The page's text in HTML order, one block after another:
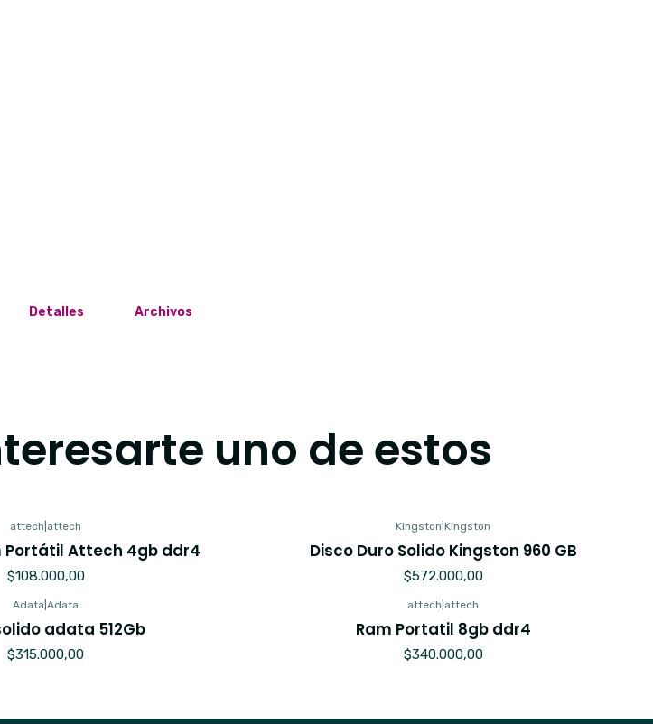
Detalles Archivos
uno de estos
attech attech
Portátil Attech 4gb ddr4
$108.000,00
Kingston |Kingston
Disco Duro Solido Kingston 960 GB
$572.000,00
Adata |Adata
adata 512Gb
$315.000,00
attech attech
Ram Portatil 8gb ddr4
$340.000,00